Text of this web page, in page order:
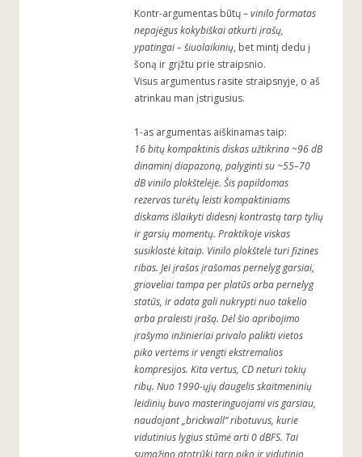
Kontr-argumentas būtų –vinilo formatas
nepajėgus kokybiškai atkurti įrašų,
ypatingai – šiuolaikinių, bet mintį dedu į
šoną ir grįžtu prie straipsnio.
Visus argumentus rasite straipsnyje, o aš
atrinkau man įstrigusius.
1-as argumentas aiškinamas taip:
16 bitų kompaktinis diskas užtikrina ~96 dB
dinaminį diapazoną, palyginti su ~55–70
dB vinilo plokštelėje. Šis papildomas
rezervas turėtų leisti kompaktiniams
diskams išlaikyti didesnį kontrastą tarp tylių
ir garsių momentų. Praktikoje viskas
susiklostė kitaip. Vinilo plokštelė turi fizines
ribas. Jei įrašas įrašomas pernelyg garsiai,
grioveliai tampa per platūs arba pernelyg
statūs, ir adata gali nukrypti nuo takelio
arba praleisti įrašą. Dėl šio apribojimo
įrašymo inžinieriai privalo palikti vietos
piko vertėms ir vengti ekstremalios
kompresijos. Kita vertus, CD neturi tokių
ribų. Nuo 1990-ųjų daugelis skaitmeninių
leidinių buvo masteringuojami vis garsiau,
naudojant „brickwall“ ribotuvus, kurie
vidutinius lygius stūmė arti 0 dBFS. Tai